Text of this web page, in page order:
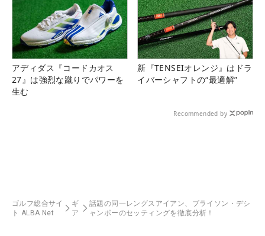
アディダス『コードカオス
27』は強烈な蹴りでパワーを
生む
新『TENSEIオレンジ』はドラ
イバーシャフトの“最適解”
Recommended by
ゴルフ総合サイ
ト ALBA Net
ギ
ア
話題の同一レングスアイアン、ブライソン・デシ
ャンボーのセッティングを徹底分析！